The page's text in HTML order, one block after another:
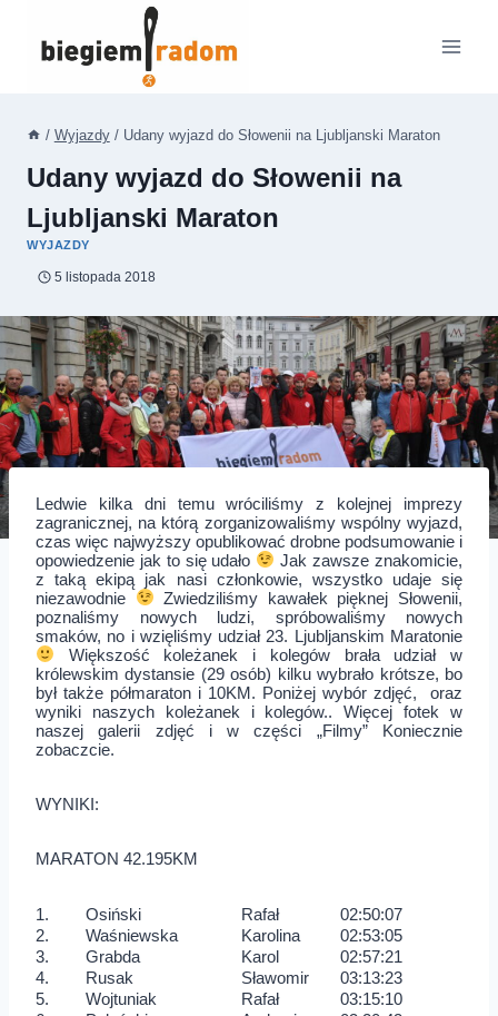
/ Wyjazdy / Udany wyjazd do Słowenii na Ljubljanski Maraton
Udany wyjazd do Słowenii na
Ljubljanski Maraton
WYJAZDY
5 listopada 2018
Ledwie kilka dni temu wróciliśmy z kolejnej imprezy
zagranicznej, na którą zorganizowaliśmy wspólny wyjazd,
czas więc najwyższy opublikować drobne podsumowanie i
opowiedzenie jak to się udało
Jak zawsze znakomicie,
z taką ekipą jak nasi członkowie, wszystko udaje się
niezawodnie
Zwiedziliśmy kawałek pięknej Słowenii,
poznaliśmy nowych ludzi, spróbowaliśmy nowych
smaków, no i wzięliśmy udział 23. Ljubljanskim Maratonie
Większość koleżanek i kolegów brała udział w
królewskim dystansie (29 osób) kilku wybrało krótsze, bo
był także półmaraton i 10KM. Poniżej wybór zdjęć, oraz
wyniki naszych koleżanek i kolegów.. Więcej fotek w
naszej galerii zdjęć i w części „Filmy” Koniecznie
zobaczcie.
WYNIKI:
MARATON 42.195KM
1. Osiński Rafał
02:50:07
2.
Waśniewska Karolina
02:53:05
3.
Grabda Karol
02:57:21
4.
Rusak Sławomir
03:13:23
5.
Wojtuniak Rafał
03:15:10